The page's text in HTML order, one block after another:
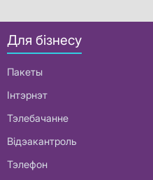
Для бізнесу
Пакеты
Інтэрнэт
Тэлебачанне
Відэакантроль
Тэлефон